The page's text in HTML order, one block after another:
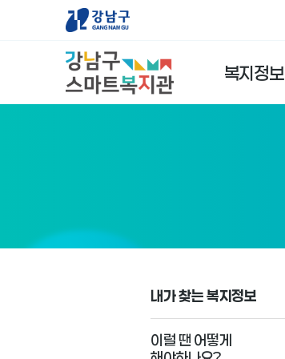
복지정보
내가 찾는 복지정보
이럴 땐 어떻게